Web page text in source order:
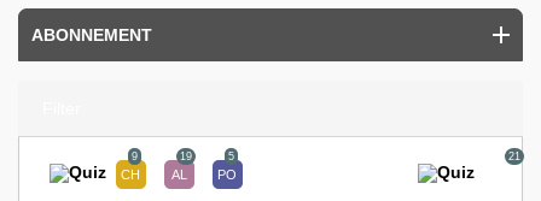
ABONNEMENT
9 19 5 21